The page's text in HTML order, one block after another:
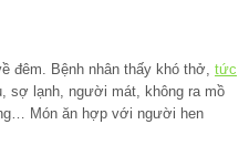
đêm. Bệnh nhân thấy khó thở, tức
sợ lạnh, người mát, không ra mồ
Món ăn hợp với người hen